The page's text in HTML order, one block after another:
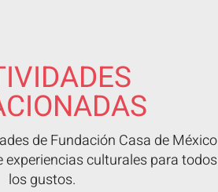
de Fundación Casa de México
culturales para todos
los gustos.